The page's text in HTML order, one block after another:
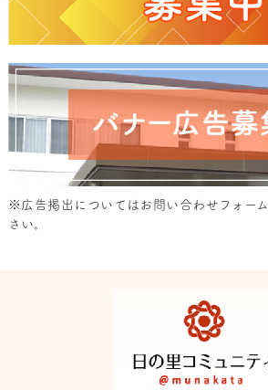
※広告掲出については お問い合わせフォーム
さい。